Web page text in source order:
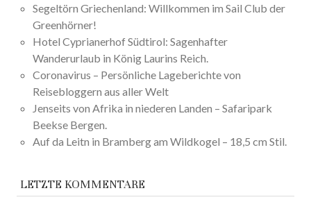
Segeltörn Griechenland: Willkommen im Sail Club der
Greenhörner!
Hotel Cyprianerhof Südtirol: Sagenhafter
Wanderurlaub in König Laurins Reich.
Coronavirus – Persönliche Lageberichte von
Reisebloggern aus aller Welt
Jenseits von Afrika in niederen Landen – Safaripark
Beekse Bergen.
Auf da Leitn in Bramberg am Wildkogel – 18,5 cm Stil.
LETZTE KOMMENTARE